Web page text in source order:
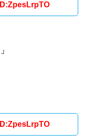
ID:ZpesLrpTO
ID:ZpesLrpTO